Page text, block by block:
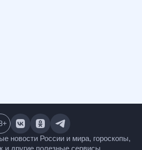
новости России и мира,
+